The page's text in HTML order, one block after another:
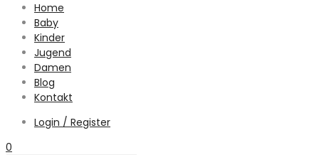
Home
Baby
Kinder
Jugend
Damen
Blog
Kontakt
Login / Register
0